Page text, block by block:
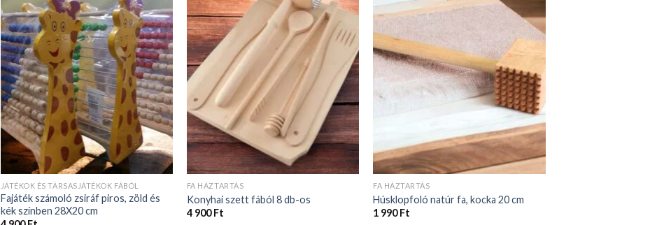
JÁTÉKOK ÉS TÁRSASJÁTÉKOK FÁBÓL
Fajáték számoló zsiráf piros, zöld és
kék színben 28X20 cm
4 900Ft
FA HÁZTARTÁS
Konyhai szett fából 8 db-os
4 900Ft
FA HÁZTARTÁS
Húsklopfoló natúr fa, kocka 20 cm
Blog oldalunk legfrissebb cikkeink